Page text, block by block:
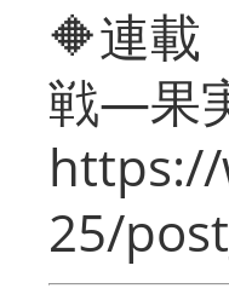
🔶連載
戦―果
25/